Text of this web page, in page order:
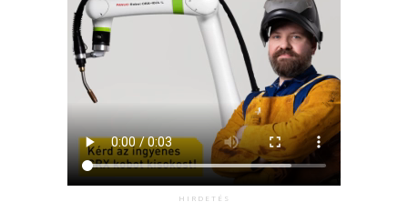
HIRDETÉS